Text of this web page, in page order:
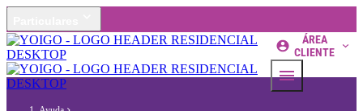
ÁREA
CLIENTE